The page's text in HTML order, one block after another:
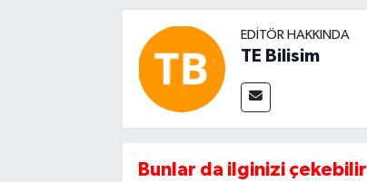
EDITÖR HAKKINDA
TE Bilisim
Bunlar da ilginizi çekebilir